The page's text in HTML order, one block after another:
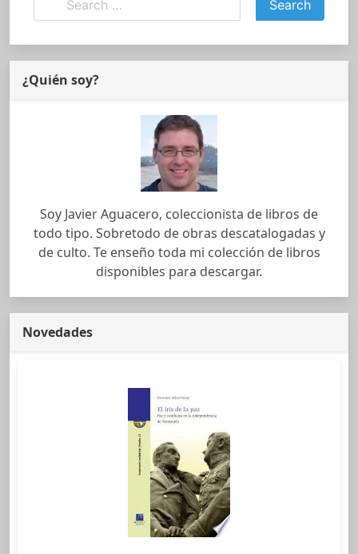
¿Quién soy?
Soy Javier Aguacero, coleccionista de libros de
todo tipo. Sobretodo de obras descatalogadas y
de culto. Te enseño toda mi colección de libros
disponibles para descargar.
Novedades